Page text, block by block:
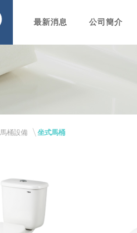
最新消息 公司簡介
馬桶設備 坐式馬桶